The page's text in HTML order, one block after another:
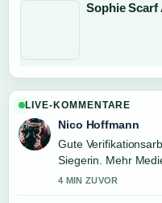
Sophie Scarf
LIVE-KOMMENTARE
Nico Hoffmann
Gute
Siegerin. Mehr
4 MIN ZUVOR